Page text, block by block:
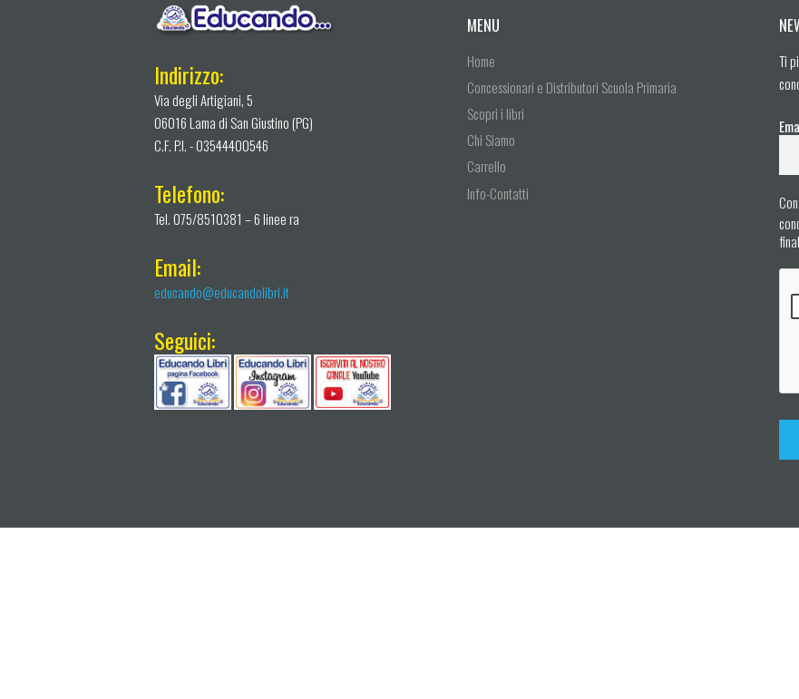
Indirizzo:
Via degli Artigiani, 5
06016 Lama di San Giustino (PG)
C.F. P.I. - 03544400546
Telefono:
Tel. 075/8510381 – 6 linee ra
Email:
educando@educandolibri.it
Seguici:
MENU
Home
Concessionari e Distributori Scuola Primaria
Scopri i libri
Chi Siamo
Carrello
Info-Contatti
Ti